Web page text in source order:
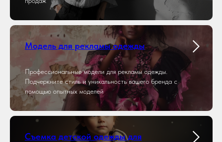
Модель для рекламы одежды
Профессиональные модели для рекламы одежды.
Подчеркните стиль и уникальность вашего бренда с
помощью опытных моделей
Съемка детской одежды для